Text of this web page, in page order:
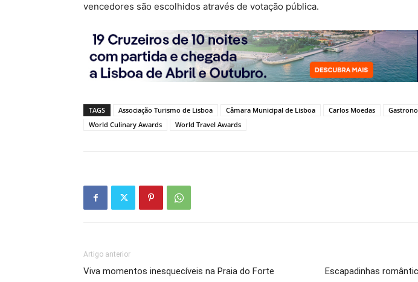
vencedores são escolhidos através de votação pública.
TAGS Associação Turismo de Lisboa Câmara Municipal de Lisboa Carlos Moedas
World Culinary Awards
World Travel Awards
Artigo anterior
Viva momentos inesquecíveis na Praia do Forte Escapadinhas